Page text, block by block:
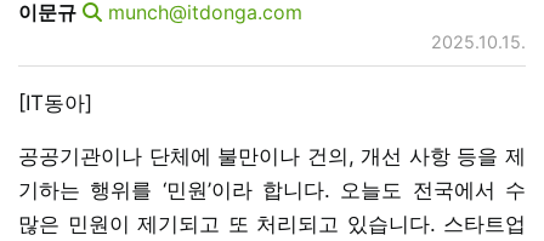
이문규 munch@itdonga.com
2025.10.15.
[IT동아]
공공기관이나 단체에 불만이나 건의, 개선 사항 등을 제
기하는 행위를 ‘민원’이라 합니다. 오늘도 전국에서 수
많은 민원이 제기되고 또 처리되고 있습니다. 스타트업